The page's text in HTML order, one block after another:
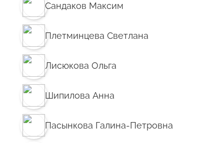
Сандаков Максим
Плетминцева Светлана
Лисюкова Ольга
Шипилова Анна
Пасынкова Галина-Петровна